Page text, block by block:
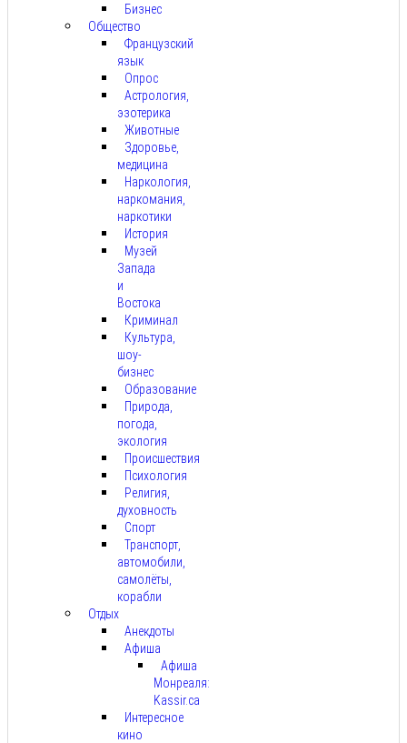
Бизнес
Общество
Французский
язык
Опрос
Астрология,
эзотерика
Животные
Здоровье,
медицина
Наркология,
наркомания,
наркотики
История
Музей
Запада
и
Востока
Криминал
Культура,
шоу-
бизнес
Образование
Природа,
погода,
экология
Происшествия
Психология
Религия,
духовность
Спорт
Транспорт,
автомобили,
самолёты,
корабли
Отдых
Анекдоты
Афиша
Афиша
Монреаля:
Kassir.ca
Интересное
кино